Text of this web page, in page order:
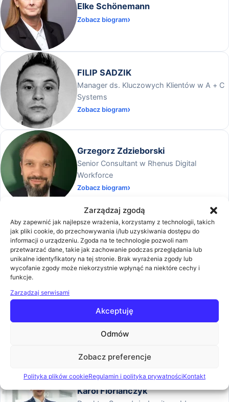
Zarządzaj zgodą
Aby zapewnić jak najlepsze wrażenia, korzystamy z technologii, takich
jak pliki cookie, do przechowywania i/lub uzyskiwania dostępu do
informacji o urządzeniu. Zgoda na te technologie pozwoli nam
przetwarzać dane, takie jak zachowanie podczas przeglądania lub
unikalne identyfikatory na tej stronie. Brak wyrażenia zgody lub
wycofanie zgody może niekorzystnie wpłynąć na niektóre cechy i
funkcje.
Zarządzaj serwisami
Akceptuję
Odmów
Zobacz preferencje
Polityka plików cookieRegulamin i polityka prywatnościKontakt
Elke Schönemann
Zobacz biogram
FILIP SADZIK
Manager ds. Kluczowych Klientów w A + C
Systems
Zobacz biogram
Grzegorz Zdzieborski
Senior Consultant w Rhenus Digital
Workforce
Zobacz biogram
Jakub Karoński
Product Manager w BTC
Zobacz biogram
Jakub Rzepa
Presales Consultant w WEBCON
Zobacz biogram
Karol Floriańczyk